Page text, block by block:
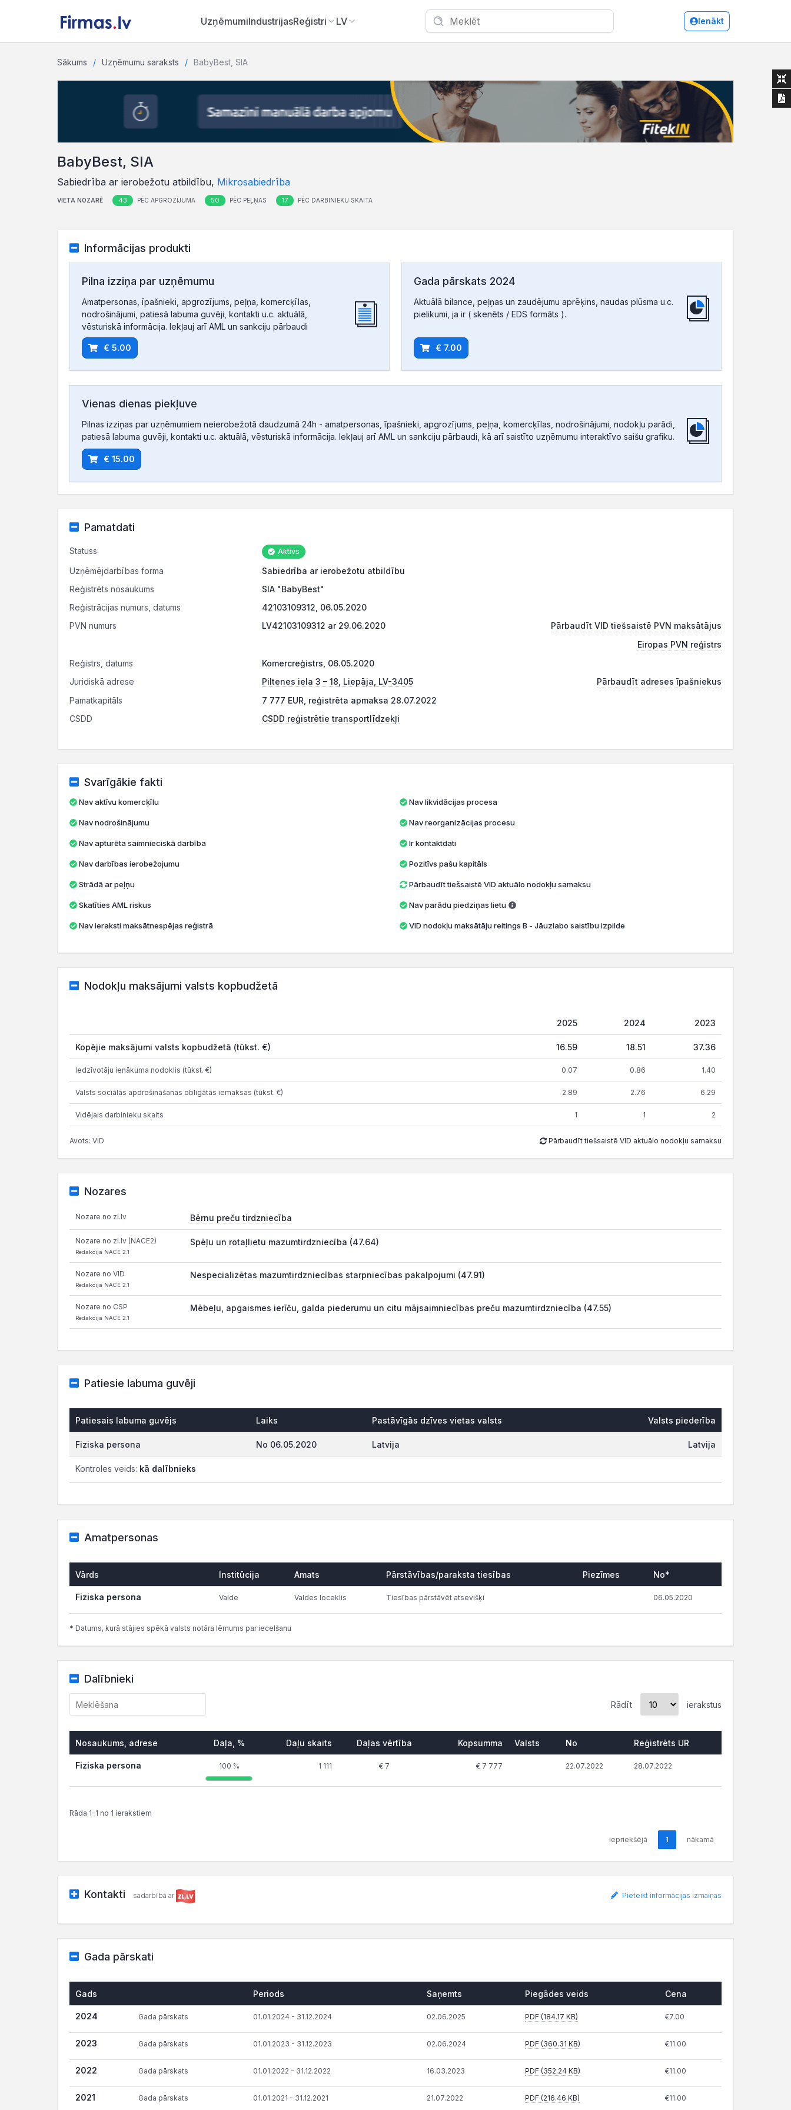
UzņēmumiIndustrijasReģistri LV Ienākt
Sākums Uzņēmumu saraksts BabyBest, SIA
BabyBest, SIA
Sabiedrība ar ierobežotu atbildību, Mikrosabiedrība
VIETA NOZARĒ 43 PĒC APGROZĪJUMA 50 PĒC PEĻŅAS 17 PĒC DARBINIEKU SKAITA
Informācijas produkti
Pilna izziņa par uzņēmumu
Amatpersonas, īpašnieki, apgrozījums, peļņa, komercķīlas,
nodrošinājumi, patiesā labuma guvēji, kontakti u.c. aktuālā,
vēsturiskā informācija. Iekļauj arī AML un sankciju pārbaudi
€ 5.00
Gada pārskats 2024
Aktuālā bilance, peļņas un zaudējumu aprēķins, naudas plūsma u.c.
pielikumi, ja ir ( skenēts / EDS formāts ).
€ 7.00
Vienas dienas piekļuve
Pilnas izziņas par uzņēmumiem neierobežotā daudzumā 24h - amatpersonas, īpašnieki, apgrozījums, peļņa, komercķīlas, nodrošinājumi, nodokļu parādi,
patiesā labuma guvēji, kontakti u.c. aktuālā, vēsturiskā informācija. Iekļauj arī AML un sankciju pārbaudi, kā arī saistīto uzņēmumu interaktīvo saišu grafiku.
€ 15.00
Pamatdati
Statuss Aktīvs
Uzņēmējdarbības forma
Sabiedrība ar ierobežotu atbildību
Reģistrēts nosaukums
SIA "BabyBest"
Reģistrācijas numurs, datums
42103109312, 06.05.2020
PVN numurs
LV42103109312 ar 29.06.2020
Pārbaudīt VID tiešsaistē PVN maksātājus
Eiropas PVN reģistrs
Reģistrs, datums
Komercreģistrs, 06.05.2020
Juridiskā adrese
Piltenes iela 3 – 18, Liepāja, LV-3405
Pārbaudīt adreses īpašniekus
Pamatkapitāls
7 777 EUR, reģistrēta apmaksa 28.07.2022
CSDD
CSDD reģistrētie transportlīdzekļi
Svarīgākie fakti
Nav aktīvu komercķīlu
Nav nodrošinājumu
Nav apturēta saimnieciskā darbība
Nav darbības ierobežojumu
Strādā ar peļņu
Skatīties AML riskus
Nav ieraksti maksātnespējas reģistrā
Nav likvidācijas procesa
Nav reorganizācijas procesu
Ir kontaktdati
Pozitīvs pašu kapitāls
Pārbaudīt tiešsaistē VID aktuālo nodokļu samaksu
Nav parādu piedziņas lietu
VID nodokļu maksātāju reitings B - Jāuzlabo saistību izpilde
Nodokļu maksājumi valsts kopbudžetā
2025 2024 2023
Kopējie maksājumi valsts kopbudžetā (tūkst. €) 16.59 18.51 37.36
Iedzīvotāju ienākuma nodoklis (tūkst. €) 0.07 0.86 1.40
Valsts sociālās apdrošināšanas obligātās iemaksas (tūkst. €) 2.89 2.76 6.29
Vidējais darbinieku skaits 1 1 2
Avots: VID Pārbaudīt tiešsaistē VID aktuālo nodokļu samaksu
Nozares
Nozare no zl.lv Bērnu preču tirdzniecība
Nozare no zl.lv (NACE2)
Redakcija NACE 2.1
Spēļu un rotaļlietu mazumtirdzniecība (47.64)
Nozare no VID
Redakcija NACE 2.1
Nespecializētas mazumtirdzniecības starpniecības pakalpojumi (47.91)
Nozare no CSP
Redakcija NACE 2.1
Mēbeļu, apgaismes ierīču, galda piederumu un citu mājsaimniecības preču mazumtirdzniecība (47.55)
Patiesie labuma guvēji
Patiesais labuma guvējs Laiks Pastāvīgās dzīves vietas valsts Valsts piederība
Fiziska persona No 06.05.2020 Latvija Latvija
Kontroles veids: kā dalībnieks
Amatpersonas
Vārds Institūcija Amats Pārstāvības/paraksta tiesības Piezīmes No*
Fiziska persona Valde Valdes loceklis Tiesības pārstāvēt atsevišķi 06.05.2020
* Datums, kurā stājies spēkā valsts notāra lēmums par iecelšanu
Dalībnieki
Rādīt ierakstus
Nosaukums, adrese Daļa, % Daļu skaits Daļas vērtība Kopsumma Valsts No Reģistrēts UR
Fiziska persona 100 % 1 111 € 7 € 7 777 22.07.2022 28.07.2022
Rāda 1–1 no 1 ierakstiem
iepriekšējā 1 nākamā
Kontakti sadarbībā ar Pieteikt informācijas izmaiņas
Gada pārskati
Gads Periods Saņemts Piegādes veids Cena
2024 Gada pārskats 01.01.2024 - 31.12.2024 02.06.2025 PDF (184.17 KB) €7.00
2023 Gada pārskats 01.01.2023 - 31.12.2023 02.06.2024 PDF (360.31 KB) €11.00
2022 Gada pārskats 01.01.2022 - 31.12.2022 16.03.2023 PDF (352.24 KB) €11.00
2021 Gada pārskats 01.01.2021 - 31.12.2021 21.07.2022 PDF (216.46 KB) €11.00